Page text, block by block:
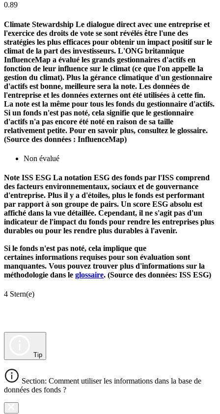
0.89
Climate Stewardship Le dialogue direct avec une entreprise et
l'exercice des droits de vote se sont révélés être l'une des
stratégies les plus efficaces pour obtenir un impact positif sur le
climat de la part des investisseurs. L'ONG britannique
InfluenceMap a évalué les grands gestionnaires d'actifs en
fonction de leur influence sur le climat (ce que l'on appelle la
gestion du climat). Plus la gérance climatique d'un gestionnaire
d'actifs est bonne, meilleure sera la note. Les données de
l'entreprise et les données externes ont été utilisées à cette fin.
La note est la même pour tous les fonds du gestionnaire d'actifs.
Si un fonds n'est pas noté, cela signifie que le gestionnaire
d'actifs n'a pas encore été noté en raison de sa taille
relativement petite. Pour en savoir plus, consultez le glossaire.
(Source des données : InfluenceMap)
Non évalué
Note ISS ESG La notation ESG des fonds par l'ISS comprend
des facteurs environnementaux, sociaux et de gouvernance
d'entreprise. Plus il y a d'étoiles, plus le fonds est performant
par rapport à son groupe de pairs. Un score ESG absolu est
affiché dans la vue détaillée. Cependant, il ne s'agit pas d'un
indicateur de l'impact du fonds pour rendre les entreprises plus
durables ou pour les rendre plus durables à l'avenir.
Si le fonds n'est pas noté, cela implique que
certaines informations requises pour son évaluation sont
manquantes. Vous pouvez trouver plus d'informations sur la
méthodologie dans le glossaire. (Source des données: ISS ESG)
4 Stern(e)
Tip
Section: Comment utiliser les informations dans la base de
données des fonds ?